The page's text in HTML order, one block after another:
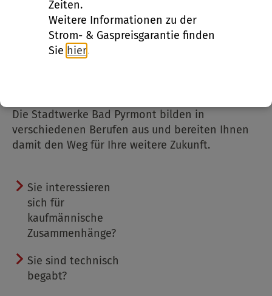
kompetenter Ausbildungsbetrieb in der Region
etabliert. Dabei fördern wir handwerkliches
Geschick genauso wie kaufmännisches Talent.
Mit großem Engagement sorgen wir für
Die Stadtwerke Bad Pyrmont bilden in
verschiedenen Berufen aus und bereiten Ihnen
damit den Weg für Ihre weitere Zukunft.
Sie interessieren
sich für
kaufmännische
Zusammenhänge?
Sie sind technisch
begabt?
Zeiten.
Weitere Informationen zu der
Strom- & Gaspreisgarantie finden
Sie hier.